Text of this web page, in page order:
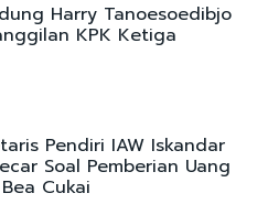
Harry Tanoesoedibjo
KPK Ketiga
Pendiri IAW Iskandar
Soal Pemberian Uang
Cukai